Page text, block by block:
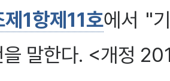
1항제11호에서 "
을 말한다. <개정